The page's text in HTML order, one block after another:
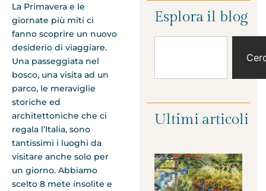
La Primavera e le
giornate più miti ci
fanno scoprire un nuovo
desiderio di viaggiare.
Una passeggiata nel
bosco, una visita ad un
parco, le meraviglie
storiche ed
architettoniche che ci
regala l’Italia, sono
tantissimi i luoghi da
visitare anche solo per
un giorno. Abbiamo
scelto 8 mete insolite e
Esplora il blog
Ultimi articoli